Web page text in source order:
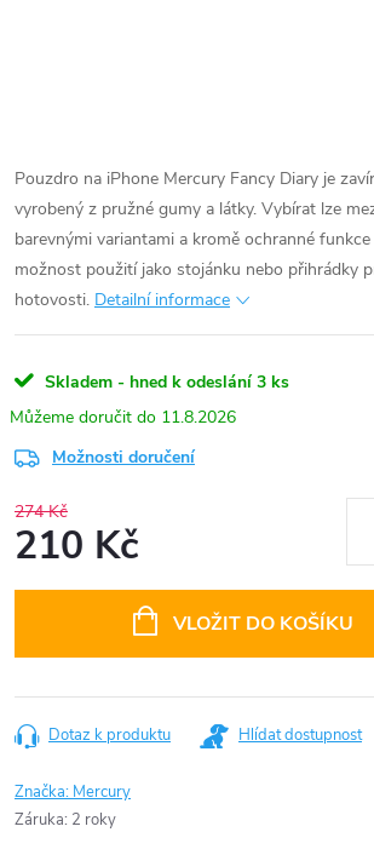
Pouzdro na iPhone Mercury Fancy Diary je
vyrobený z pružné gumy a látky. Vybírat lze
barevnými variantami a kromě ochranné
možnost použití jako stojánku nebo přihrádky
hotovosti. Detailní informace
Skladem - hned k odeslání 3 ks
11.8.2026
Možnosti doručení
274 Kč
210 Kč
VLOŽIT DO KOŠÍKU
Dotaz k produktu Hlídat dostupnost
Značka: Mercury
Záruka: 2 roky